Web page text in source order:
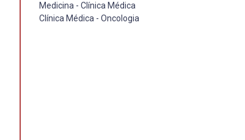
Medicina - Clínica Médica
Clínica Médica - Oncologia